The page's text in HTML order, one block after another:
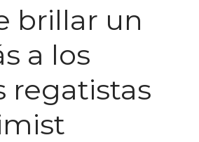
brillar un
a los
regatistas